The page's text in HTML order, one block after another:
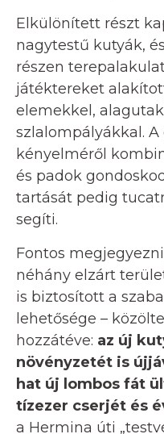
Elkülönített részt
nagytestű kutyák,
részen
játéktereket
elemekkel,
szlalompályákkal.
kényelméről
és padok
tartását pedig
segíti.
Fontos
néhány elzárt
is biztosított a
lehetősége –
hozzátéve: az új
növényzetét is
hat új lombos fát
tízezer cserjét és
a Hermina úti